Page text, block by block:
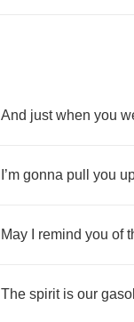
And just when you
’m gonna pull you
May remind you of
The spirit is our